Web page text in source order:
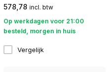
578,78 incl. btw
Op werkdagen voor 21:00
besteld, morgen in huis
Vergelijk